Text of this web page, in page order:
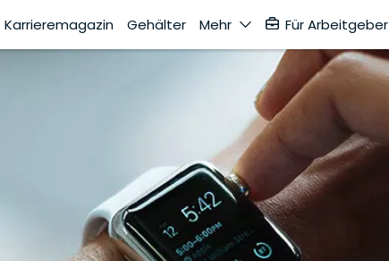
Karrieremagazin Gehälter Mehr Für Arbeitgeber